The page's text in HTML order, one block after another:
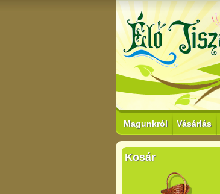
Magunkról Vásárlás
Kosár